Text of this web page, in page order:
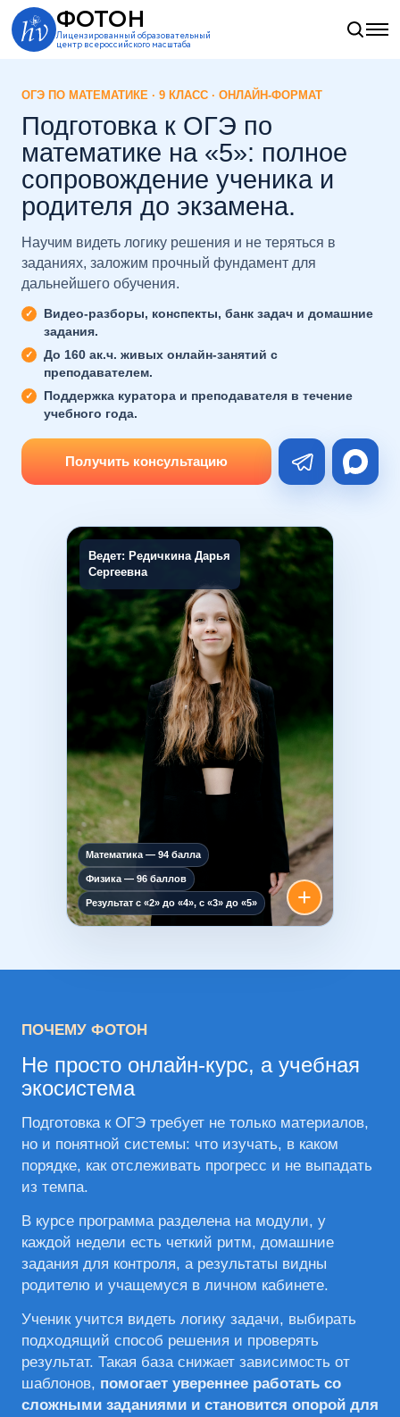
ФОТОН
Лицензированный образовательный
центр всероссийского масштаба
ОГЭ ПО МАТЕМАТИКЕ · 9 КЛАСС · ОНЛАЙН-ФОРМАТ
Подготовка к ОГЭ по
математике на «5»: полное
сопровождение ученика и
родителя до экзамена.
Научим видеть логику решения и не теряться в
заданиях, заложим прочный фундамент для
дальнейшего обучения.
Видео-разборы, конспекты, банк задач и домашние
задания.
До 160 ак.ч. живых онлайн-занятий с
преподавателем.
Поддержка куратора и преподавателя в течение
учебного года.
Получить консультацию
Ведет: Редичкина Дарья
Сергеевна
+
Математика — 94 балла
Физика — 96 баллов
Результат с «2» до «4», с «3» до «5»
ПОЧЕМУ ФОТОН
Не просто онлайн-курс, а учебная
экосистема
Подготовка к ОГЭ требует не только материалов,
но и понятной системы: что изучать, в каком
порядке, как отслеживать прогресс и не выпадать
из темпа.
В курсе программа разделена на модули, у
каждой недели есть четкий ритм, домашние
задания для контроля, а результаты видны
родителю и учащемуся в личном кабинете.
Ученик учится видеть логику задачи, выбирать
подходящий способ решения и проверять
результат. Такая база снижает зависимость от
шаблонов, помогает увереннее работать со
сложными заданиями и становится опорой для